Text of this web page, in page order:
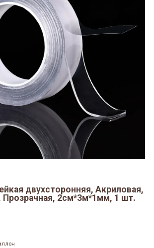
двухсторонняя, Акриловая,
Прозрачная, 2см*3м*1мм, 1 шт.